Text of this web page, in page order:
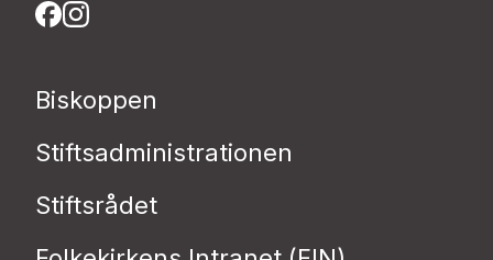
Biskoppen
Stiftsadministrationen
Stiftsrådet